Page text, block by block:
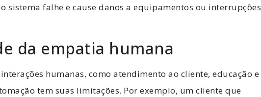
sistema falhe e cause danos a equipamentos ou interrupções
da empatia humana
humanas, como atendimento ao cliente, educação e
tem suas limitações. Por exemplo, um cliente que